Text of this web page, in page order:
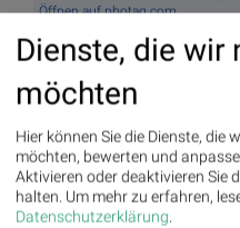
Öffnen auf photaq.com
Aktien auf dem Radar:Bajaj
Semperit, EuroTeleSites AG
Immobilien,Marinomed
DO&CO,CPI Europe AG,
Symrise,Bayer,Fresenius
Fresenius,Hannover Rück,
Dienste, die wir
möchten
Hier können Sie die Dienste, die
möchten, bewerten und
Aktivieren oder deaktivieren Sie
halten. Um mehr zu erfahren,
Datenschutzerklärung.